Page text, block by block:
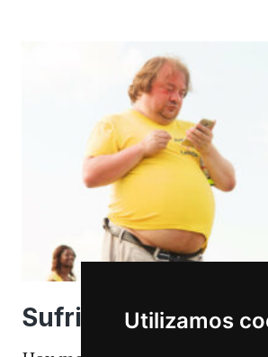
Utilizamos
matará
a
la
creatividad
Sufriendo la